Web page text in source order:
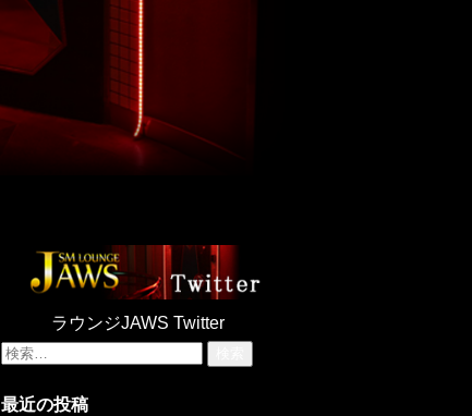
ラウンジJAWS Twitter
検
最近の投稿